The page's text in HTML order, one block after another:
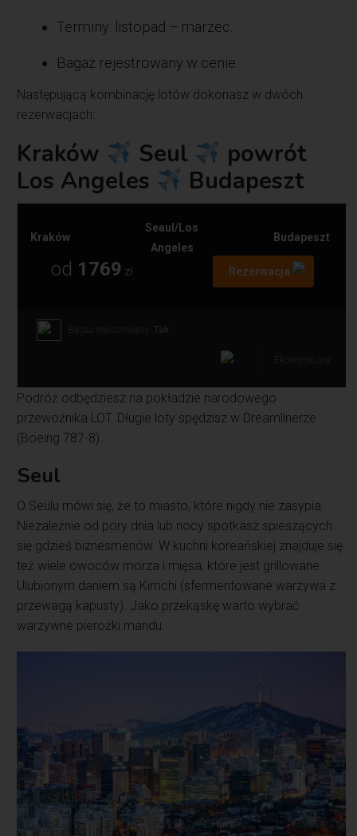
Terminy: listopad – marzec.
Bagaż rejestrowany w cenie.
Następującą kombinację lotów dokonasz w dwóch
rezerwacjach:
Kraków Seul
powrót
Los Angeles
Budapeszt
Kraków
Seaul/Los
Angeles
Budapeszt
od 1769 zł Rezerwacja
Podróż odbędziesz na pokładzie narodowego
przewoźnika LOT. Długie loty spędzisz w Dreamlinerze
(Boeing 787-8).
Seul
O Seulu mówi się, że to miasto, które nigdy nie zasypia.
Niezależnie od pory dnia lub nocy spotkasz spieszących
się gdzieś biznesmenów. W kuchni koreańskiej znajduje się
też wiele owoców morza i mięsa, które jest grillowane.
Ulubionym daniem są Kimchi (sfermentowane warzywa z
przewagą kapusty). Jako przekąskę warto wybrać
warzywne pierożki mandu.